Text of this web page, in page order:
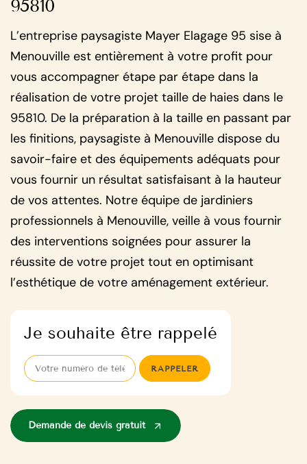
95810
L’entreprise paysagiste Mayer Elagage 95 sise à
Menouville est entièrement à votre profit pour
vous accompagner étape par étape dans la
réalisation de votre projet taille de haies dans le
95810. De la préparation à la taille en passant par
les finitions, paysagiste à Menouville dispose du
savoir-faire et des équipements adéquats pour
vous fournir un résultat satisfaisant à la hauteur
de vos attentes. Notre équipe de jardiniers
professionnels à Menouville, veille à vous fournir
des interventions soignées pour assurer la
réussite de votre projet tout en optimisant
l’esthétique de votre aménagement extérieur.
Je souhaite être rappelé
Demande de devis gratuit